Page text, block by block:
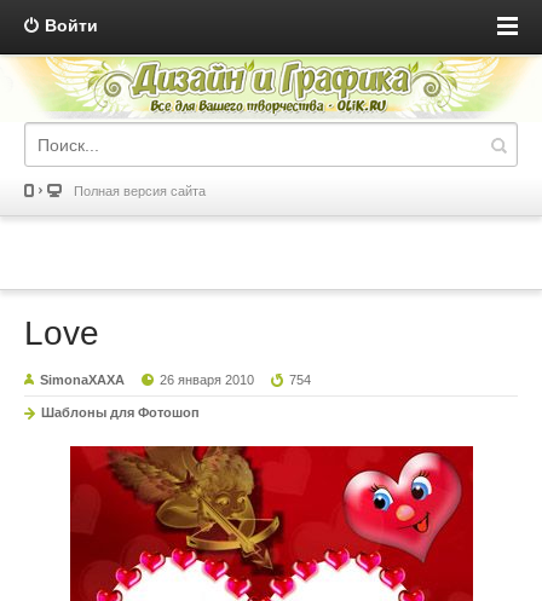
Войти
Полная версия сайта
Love
SimonaXAXA 26 января 2010 754
Шаблоны для Фотошоп